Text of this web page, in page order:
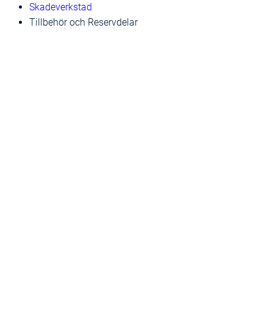
Skadeverkstad
Tillbehör och Reservdelar